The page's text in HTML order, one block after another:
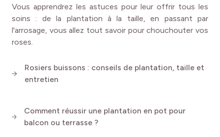
Majestueux et facile à entretenir, le rosier
MICHELANGELO® Meitelov est une véritable œuvre
d'art qui apportera lumière et élégance à vos jardins ou
terrasses. Ses roses jaunes flamboyantes, au parfum
vivants. Offrez-vous ce chef-d'œuvre floral et faites de
votre jardin un espace de grâce et de raffinement.
Vous apprendrez les astuces pour leur offrir tous les
soins : de la plantation à la taille, en passant par
l'arrosage, vous allez tout savoir pour chouchouter vos
roses.
Rosiers buissons : conseils de plantation, taille et
entretien
Comment réussir une plantation en pot pour
balcon ou terrasse ?